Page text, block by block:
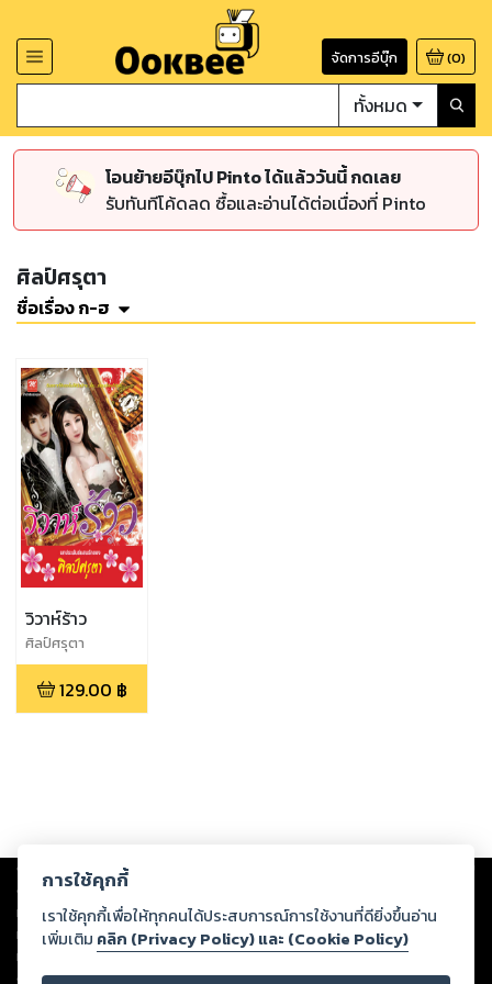
จัดการอีบุ๊ก (0)
ทั้งหมด
โอนย้ายอีบุ๊กไป Pinto ได้แล้ววันนี้ กดเลย
รับทันทีโค้ดลด ซื้อและอ่านได้ต่อเนื่องที่ Pinto
ศิลป์ศรุตา
ชื่อเรื่อง ก-ฮ
วิวาห์ร้าว
ศิลป์ศรุตา
129.00 ฿
Copyright © 2026
ต่อผลงานหรือเนื้อหาใดที่อัปโหลดผ่านเว็บไซต์และปรากฏว่าละเมิดสิทธิใน
ทรัพย์สินทางปัญญาของบุคคลอื่นหรือขัดต่อกฎหมายและศีลธรรม ดังนั้น ผู้อ่าน
ทุกท่านโปรดใช้วิจารณญาณในการกลั่นกรองด้วยตนเอง และหากท่านพบว่าส่วน
หนึ่งส่วนใดขัดต่อกฎหมายและศีลธรรม กรุณาแจ้งมายังบริษัท เพื่อทีมงานจะได้
ดำเนินการในทันที ทั้งนี้ ทางสตอรี่ล็อกขอสงวนลิขสิทธิ์ตามพระราชบัญญัติ
การใช้คุกกี้
เราใช้คุกกี้เพื่อให้ทุกคนได้ประสบการณ์การใช้งานที่ดียิ่งขึ้นอ่าน
เพิ่มเติม คลิก (Privacy Policy) และ (Cookie Policy)